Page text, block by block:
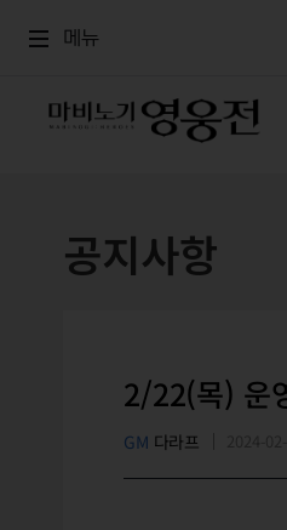
메뉴
공지사항
2/22(목) 운
GM 다라프